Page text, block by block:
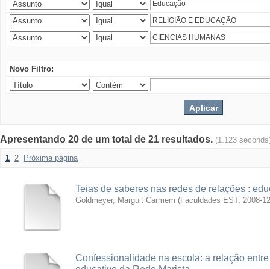
Novo Filtro:
Apresentando 20 de um total de 21 resultados. (1.123
1 2 Próxima página
Teias de saberes nas redes de relações :
Goldmeyer, Marguit Carmem (Faculdades EST, 2008-
Confessionalidade na escola: a relação